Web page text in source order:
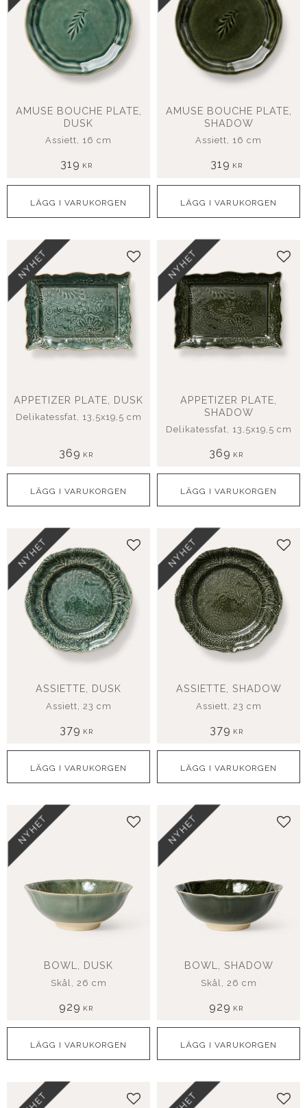
AMUSE BOUCHE PLATE,
DUSK
Assiett, 16 cm
319 KR
AMUSE BOUCHE PLATE,
SHADOW
Assiett, 16 cm
319 KR
APPETIZER PLATE, DUSK
Delikatessfat, 13,5x19,5 cm
369 KR
NYHET Lägg till i favoriter
APPETIZER PLATE,
SHADOW
Delikatessfat, 13,5x19,5 cm
369 KR
NYHET
ASSIETTE, DUSK
Assiett, 23 cm
379 KR
NYHET Lägg till i favoriter
ASSIETTE, SHADOW
Assiett, 23 cm
379 KR
NYHET
BOWL, DUSK
Skål, 26 cm
929 KR
NYHET Lägg till i favoriter
BOWL, SHADOW
Skål, 26 cm
929 KR
NYHET